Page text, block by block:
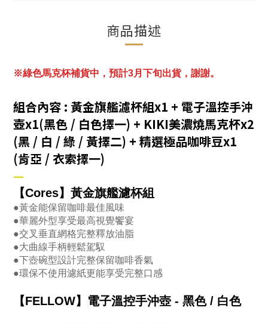
商品描述
※綠色馬克杯補貨中，預計3月下旬出貨，謝謝。
組合內容 : 黃金旗艦濾杯組x1 + 電子溫控手沖
壺x1(黑色 / 白色擇一) + KIKI美濃燒馬克杯x2
(黑 / 白 / 綠 / 黃擇二) + 精選極品咖啡豆x1
(肯亞 / 衣索擇一)
—
【Cores】黃金旗艦濾杯組
●黃金能保留咖啡最佳風味
●華麗外型享受最高視覺饗宴
●交叉垂直網格完整釋放油脂
●大曲線手柄輕鬆駕馭
●下壺碗型設計完整保留咖啡香氣
●環保不使用濾紙更能享受完整口感
【FELLOW】電子溫控手沖壺 - 黑色 / 白色